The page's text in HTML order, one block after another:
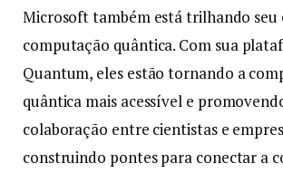
Microsoft também está trilhando seu
computação quântica. Com sua
Quantum, eles estão tornando a
quântica mais acessível e
colaboração entre cientistas e
construindo pontes para conectar a